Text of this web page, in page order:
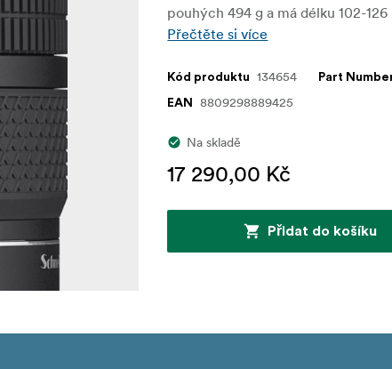
pouhých 494 g a má délku 102-126
Přečtěte si více
Kód produktu 134654 Part
EAN 8809298889425
Na skladě
17 290,00 Kč
Přidat do košíku